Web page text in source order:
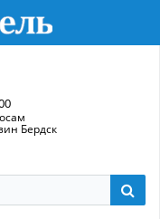
Бердск